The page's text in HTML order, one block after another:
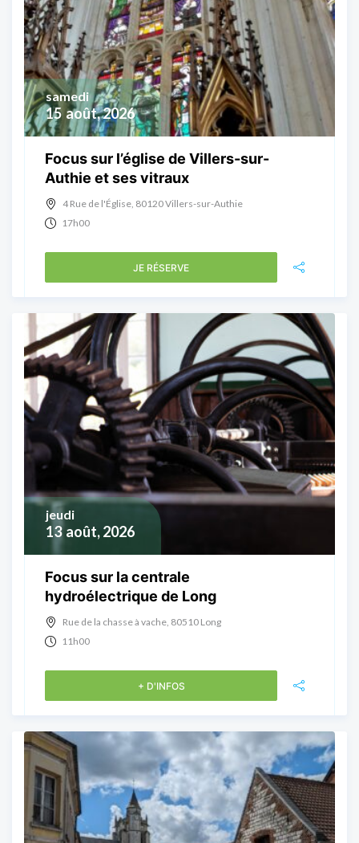
15 août, 2026
samedi
Focus sur l’église de Villers-sur-
Authie et ses vitraux
4 Rue de l'Église, 80120 Villers-sur-Authie
17h00
JE RÉSERVE
13 août, 2026
jeudi
Focus sur la centrale
hydroélectrique de Long
Rue de la chasse à vache, 80510 Long
11h00
+ D'INFOS